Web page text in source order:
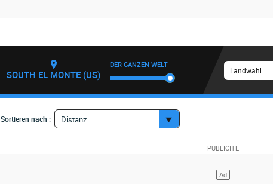
SOUTH EL MONTE (US)
DER GANZEN WELT
Landwahl
Sortieren nach : Distanz